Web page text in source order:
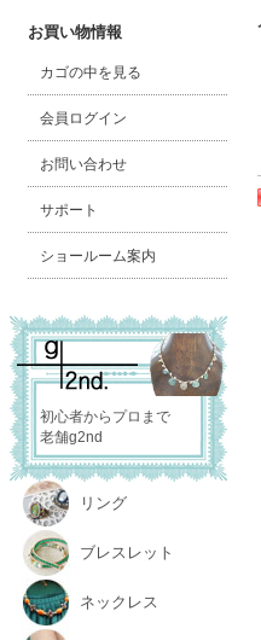
お買い物情報
カゴの中を見る
会員ログイン
お問い合わせ
サポート
ショールーム案内
初心者からプロまで
老舗g2nd
リング
ブレスレット
ネックレス